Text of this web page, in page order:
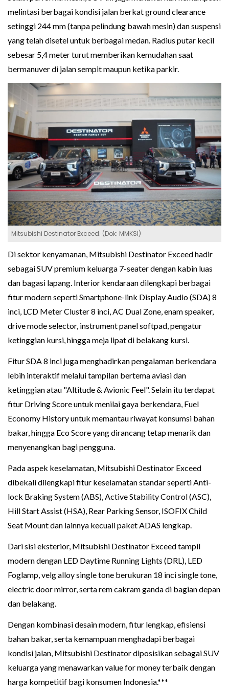
melintasi berbagai kondisi jalan berkat ground clearance
setinggi 244 mm (tanpa pelindung bawah mesin) dan suspensi
yang telah disetel untuk berbagai medan. Radius putar kecil
sebesar 5,4 meter turut memberikan kemudahan saat
bermanuver di jalan sempit maupun ketika parkir.
Mitsubishi Destinator Exceed. (Dok: MMKSI)
Di sektor kenyamanan, Mitsubishi Destinator Exceed hadir
sebagai SUV premium keluarga 7-seater dengan kabin luas
dan bagasi lapang. Interior kendaraan dilengkapi berbagai
fitur modern seperti Smartphone-link Display Audio (SDA) 8
inci, LCD Meter Cluster 8 inci, AC Dual Zone, enam speaker,
drive mode selector, instrument panel softpad, pengatur
ketinggian kursi, hingga meja lipat di belakang kursi.
Fitur SDA 8 inci juga menghadirkan pengalaman berkendara
lebih interaktif melalui tampilan bertema aviasi dan
ketinggian atau "Altitude & Avionic Feel". Selain itu terdapat
fitur Driving Score untuk menilai gaya berkendara, Fuel
Economy History untuk memantau riwayat konsumsi bahan
bakar, hingga Eco Score yang dirancang tetap menarik dan
menyenangkan bagi pengguna.
Pada aspek keselamatan, Mitsubishi Destinator Exceed
dibekali dilengkapi fitur keselamatan standar seperti Anti-
lock Braking System (ABS), Active Stability Control (ASC),
Hill Start Assist (HSA), Rear Parking Sensor, ISOFIX Child
Seat Mount dan lainnya kecuali paket ADAS lengkap.
Dari sisi eksterior, Mitsubishi Destinator Exceed tampil
modern dengan LED Daytime Running Lights (DRL), LED
Foglamp, velg alloy single tone berukuran 18 inci single tone,
electric door mirror, serta rem cakram ganda di bagian depan
dan belakang.
Dengan kombinasi desain modern, fitur lengkap, efisiensi
bahan bakar, serta kemampuan menghadapi berbagai
kondisi jalan, Mitsubishi Destinator diposisikan sebagai SUV
keluarga yang menawarkan value for money terbaik dengan
harga kompetitif bagi konsumen Indonesia.***